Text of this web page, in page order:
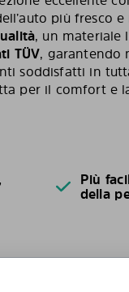
più fresco
, un materiale
TÜV, garantendo
soddisfatti in
per il comfort e
Più
della